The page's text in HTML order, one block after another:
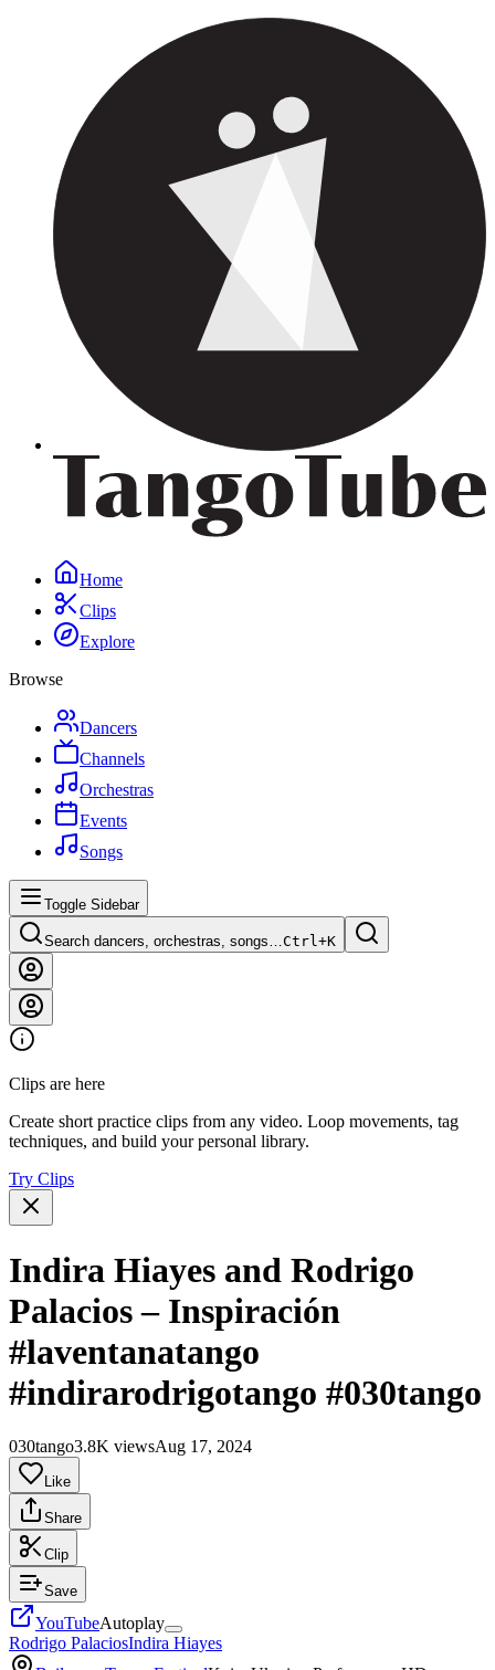
Home
Clips
Explore
Browse
Dancers
Channels
Orchestras
Events
Songs
Toggle Sidebar
Search dancers, orchestras, songs…Ctrl+K
Clips are here
Create short practice clips from any video. Loop movements, tag
techniques, and build your personal library.
Try Clips
Indira Hiayes and Rodrigo
Palacios – Inspiración
#laventanatango
#indirarodrigotango #030tango
030tango3.8K viewsAug 17, 2024
Like
Share
Clip
Save
YouTubeAutoplay
Rodrigo PalaciosIndira Hiayes